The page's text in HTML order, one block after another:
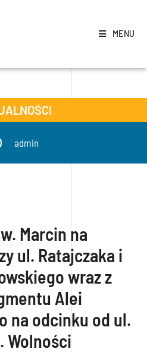
MENU
admin
Marcin na
ul. Ratajczaka i
wraz z
Alei
na odcinku od ul.
Wolności